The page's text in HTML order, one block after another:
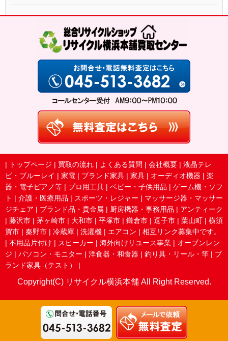
| トップページ | 買取の流れ | よくある質問 | 会社概要 | 液晶テレ
ビ・ブルーレイ | 家電 | ブランド家具 | 家具 | オーディオ機器 | 楽
器・電子ピアノ等 | プロ用工具 | ベビー・子供用品 | ゲーム機・ソフ
ト | 介護・医療用品 | スポーツ・レジャー | マッサージ器・マッサー
ジチェア | ブランド品・貴金属 | 厨房機器・事務用品 | アンティーク
| 藤沢市 | 茅ヶ崎市 | 大和市 | 平塚市 | 鎌倉市 | 逗子市 | 葉山町 | 横須
賀市 | 秦野市 | 冷蔵庫 | 洗濯機 | エアコン | 相互リンク募集中です。
| 不用品片付け | スピーカー | 海外向けリユース事業 | オーブンレン
ジ | パソコン・モニター | 洋食器・和食器 | 釣り具・リール・竿 | ブ
ランド家具（テスト）
|
Copyright(C) リサイクル横浜本舗 All Right Reserved.